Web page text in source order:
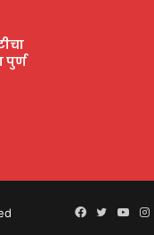
पुर्ण
Facebook
Twitter